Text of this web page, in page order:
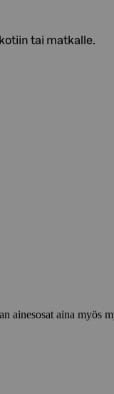
tai matkalle.
ainesosat aina myös